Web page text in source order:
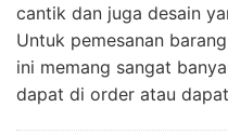
cantik dan juga desain
Untuk pemesanan
ini memang sangat
dapat di order atau